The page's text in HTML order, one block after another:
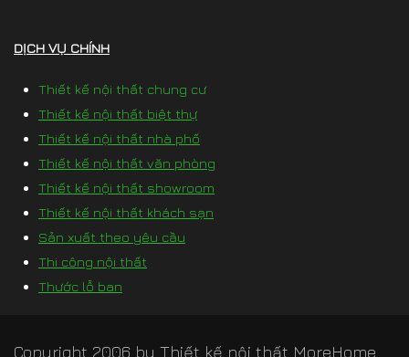
DỊCH VỤ CHÍNH
Thiết kế nội thất chung cư
Thiết kế nội thất biệt thự
Thiết kế nội thất nhà phố
Thiết kế nội thất văn phòng
Thiết kế nội thất showroom
Thiết kế nội thất khách sạn
Sản xuất theo yêu cầu
Thi công nội thất
Thước lỗ ban
Copyright 2006 by Thiết kế nội thất MoreHome